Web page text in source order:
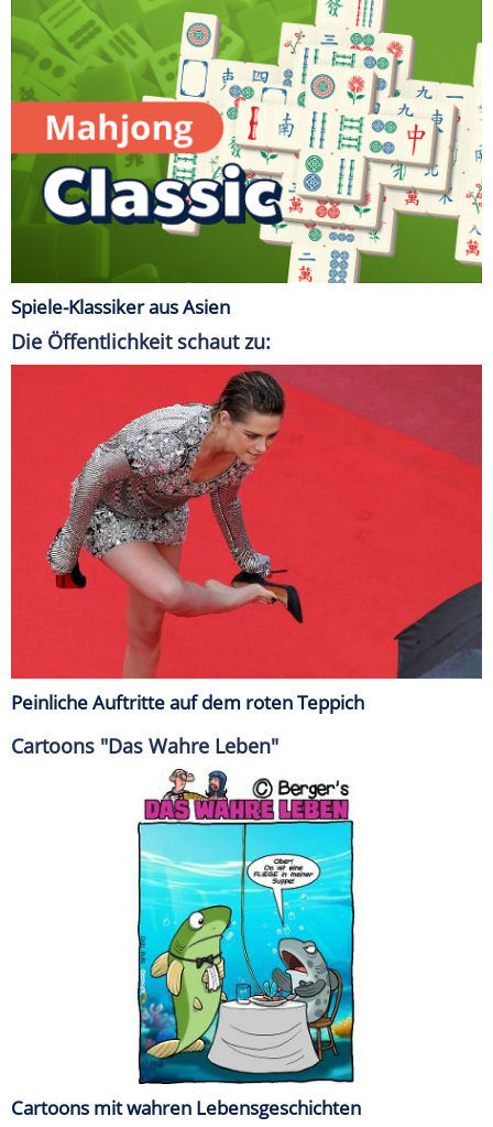
Spiele-Klassiker aus Asien
Die Öffentlichkeit schaut zu:
Peinliche Auftritte auf dem roten Teppich
Cartoons "Das Wahre Leben"
Cartoons mit wahren Lebensgeschichten